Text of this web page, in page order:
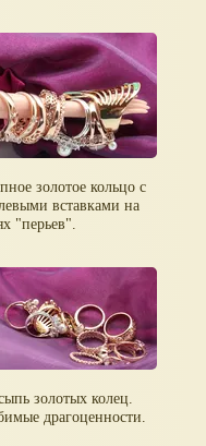
золотое кольцо с
вставками на
"перьев".
золотых колец.
драгоценности.